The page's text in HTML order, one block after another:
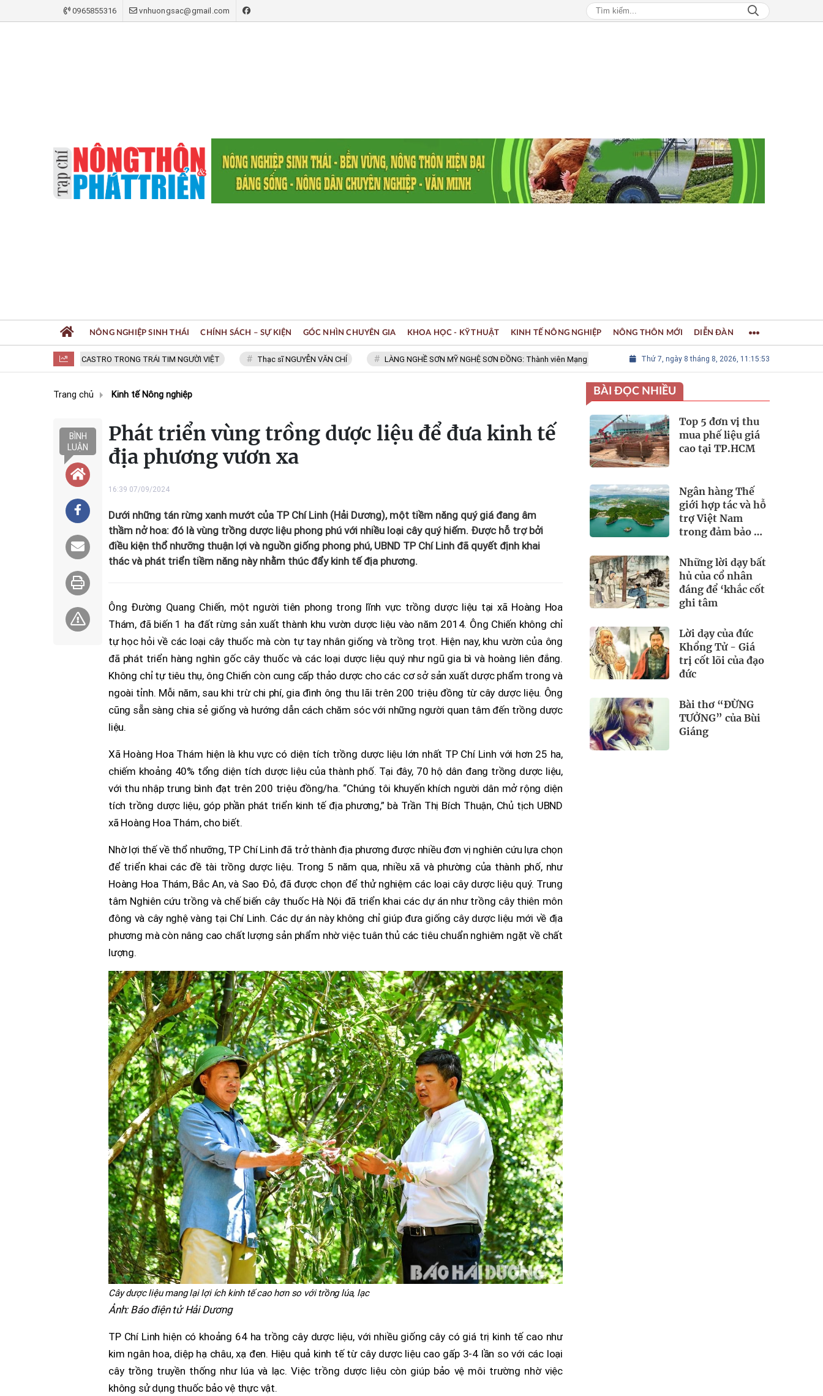
0965855316 vnhuongsac@gmail.com
FIDEL CASTRO TRONG TRÁI TIM NGƯỜI VIỆT Thạc sĩ NGUYỄN VĂN CHÍ LÀNG NGHỀ SƠN MỸ NGHỆ SƠN ĐỒNG: Thành viên Mạng lưới các Thành phố Thủ công sáng tạo Thế giới LÀNG NGHỀ
Thứ 7, ngày 8 tháng 8, 2026, 11:15:55
NÔNG NGHIỆP SINH THÁI CHÍNH SÁCH – SỰ KIỆN GÓC NHÌN CHUYÊN GIA KHOA HỌC - KỸ THUẬT KINH TẾ NÔNG NGHIỆP NÔNG THÔN MỚI DIỄN ĐÀN
Trang chủ Kinh tế Nông nghiệp
BÌNH
LUẬN
Phát triển vùng trồng dược liệu để đưa kinh tế
địa phương vươn xa
16:39 07/09/2024
Dưới những tán rừng xanh mướt của TP Chí Linh (Hải Dương), một tiềm năng quý giá đang âm
thầm nở hoa: đó là vùng trồng dược liệu phong phú với nhiều loại cây quý hiếm. Được hỗ trợ bởi
điều kiện thổ nhưỡng thuận lợi và nguồn giống phong phú, UBND TP Chí Linh đã quyết định khai
thác và phát triển tiềm năng này nhằm thúc đẩy kinh tế địa phương.
Ông Đường Quang Chiến, một người tiên phong trong lĩnh vực trồng dược liệu tại xã Hoàng Hoa
Thám, đã biến 1 ha đất rừng sản xuất thành khu vườn dược liệu vào năm 2014. Ông Chiến không chỉ
tự học hỏi về các loại cây thuốc mà còn tự tay nhân giống và trồng trọt. Hiện nay, khu vườn của ông
đã phát triển hàng nghìn gốc cây thuốc và các loại dược liệu quý như ngũ gia bì và hoàng liên đắng.
Không chỉ tự tiêu thụ, ông Chiến còn cung cấp thảo dược cho các cơ sở sản xuất dược phẩm trong và
ngoài tỉnh. Mỗi năm, sau khi trừ chi phí, gia đình ông thu lãi trên 200 triệu đồng từ cây dược liệu. Ông
cũng sẵn sàng chia sẻ giống và hướng dẫn cách chăm sóc với những người quan tâm đến trồng dược
liệu.
Xã Hoàng Hoa Thám hiện là khu vực có diện tích trồng dược liệu lớn nhất TP Chí Linh với hơn 25 ha,
chiếm khoảng 40% tổng diện tích dược liệu của thành phố. Tại đây, 70 hộ dân đang trồng dược liệu,
với thu nhập trung bình đạt trên 200 triệu đồng/ha. “Chúng tôi khuyến khích người dân mở rộng diện
tích trồng dược liệu, góp phần phát triển kinh tế địa phương,” bà Trần Thị Bích Thuận, Chủ tịch UBND
xã Hoàng Hoa Thám, cho biết.
Nhờ lợi thế về thổ nhưỡng, TP Chí Linh đã trở thành địa phương được nhiều đơn vị nghiên cứu lựa chọn
để triển khai các đề tài trồng dược liệu. Trong 5 năm qua, nhiều xã và phường của thành phố, như
Hoàng Hoa Thám, Bắc An, và Sao Đỏ, đã được chọn để thử nghiệm các loại cây dược liệu quý. Trung
tâm Nghiên cứu trồng và chế biến cây thuốc Hà Nội đã triển khai các dự án như trồng cây thiên môn
đông và cây nghệ vàng tại Chí Linh. Các dự án này không chỉ giúp đưa giống cây dược liệu mới về địa
phương mà còn nâng cao chất lượng sản phẩm nhờ việc tuân thủ các tiêu chuẩn nghiêm ngặt về chất
lượng.
Cây dược liệu mang lại lợi ích kinh tế cao hơn so với trồng lúa, lạc
Ảnh: Báo điện tử Hải Dương
TP Chí Linh hiện có khoảng 64 ha trồng cây dược liệu, với nhiều giống cây có giá trị kinh tế cao như
kim ngân hoa, diệp hạ châu, xạ đen. Hiệu quả kinh tế từ cây dược liệu cao gấp 3-4 lần so với các loại
cây trồng truyền thống như lúa và lạc. Việc trồng dược liệu còn giúp bảo vệ môi trường nhờ việc
không sử dụng thuốc bảo vệ thực vật.
BÀI ĐỌC NHIỀU
Top 5 đơn vị thu
mua phế liệu giá
cao tại TP.HCM
Ngân hàng Thế
giới hợp tác và hỗ
trợ Việt Nam
trong đảm bảo an
Những lời dạy bất
hủ của cổ nhân
đáng để ‘khắc cốt
ghi tâm
Lời dạy của đức
Khổng Tử - Giá
trị cốt lõi của đạo
đức
Bài thơ “ĐỪNG
TƯỞNG” của Bùi
Giáng